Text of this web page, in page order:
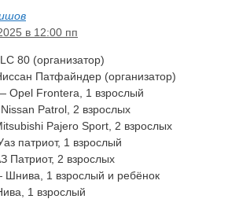
в 12:00 пп
80 (организатор)
Патфайндер (организатор)
Opel Frontera, 1 взрослый
Patrol, 2 взрослых
Pajero Sport, 2 взрослых
патриот, 1 взрослый
Патриот, 2 взрослых
1 взрослый и ребёнок
1 взрослый